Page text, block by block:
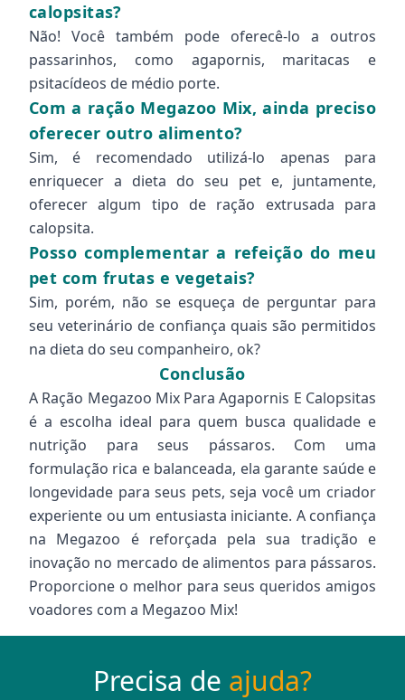
calopsitas?
Não! Você também pode oferecê-lo a outros
passarinhos, como agapornis, maritacas e
psitacídeos de médio porte.
Com a ração Megazoo Mix, ainda preciso
oferecer outro alimento?
Sim, é recomendado utilizá-lo apenas para
enriquecer a dieta do seu pet e, juntamente,
oferecer algum tipo de ração extrusada para
calopsita.
Posso complementar a refeição do meu
pet com frutas e vegetais?
Sim, porém, não se esqueça de perguntar para
seu veterinário de confiança quais são permitidos
na dieta do seu companheiro, ok?
Conclusão
A Ração Megazoo Mix Para Agapornis E Calopsitas
é a escolha ideal para quem busca qualidade e
nutrição para seus pássaros. Com uma
formulação rica e balanceada, ela garante saúde e
longevidade para seus pets, seja você um criador
experiente ou um entusiasta iniciante. A confiança
na Megazoo é reforçada pela sua tradição e
inovação no mercado de alimentos para pássaros.
Proporcione o melhor para seus queridos amigos
voadores com a Megazoo Mix!
Precisa de ajuda?